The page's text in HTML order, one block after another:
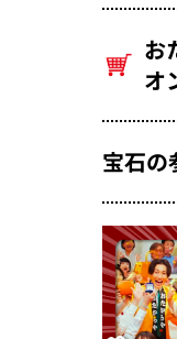
お
オ
宝石の